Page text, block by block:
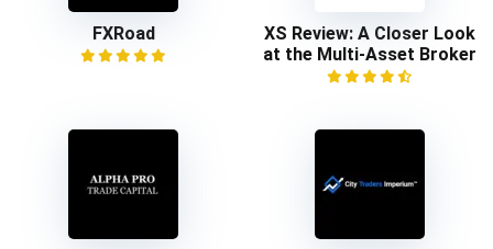
FXRoad
XS Review: A Closer Look
at the Multi-Asset Broker